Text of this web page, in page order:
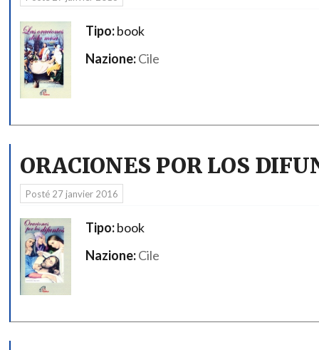
Tipo:book
Nazione:Cile
ORACIONES POR LOS
Posté 27 janvier 2016
Tipo:book
Nazione:Cile